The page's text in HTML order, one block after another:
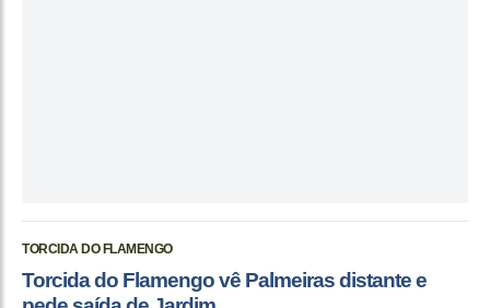
TORCIDA DO FLAMENGO
Torcida do Flamengo vê Palmeiras distante e